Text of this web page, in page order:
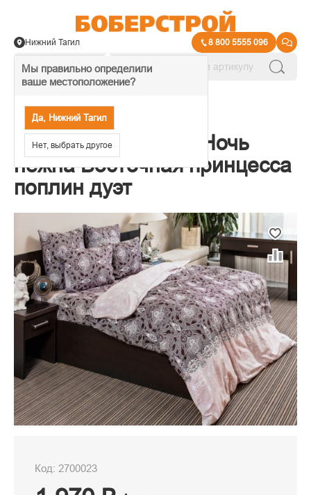
Мы правильно определили
ваше местоположение?
Да, Нижний Тагил
Нет, выбрать другое
Нижний Тагил 8 800 5555 096
Постельное белье Ночь
нежна Восточная принцесса
поплин дуэт
Код: 2700023